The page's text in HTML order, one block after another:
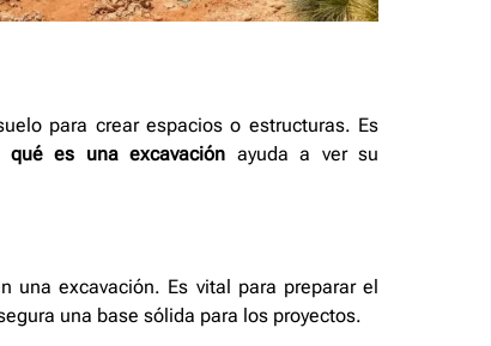
para crear espacios o estructuras. Es
qué es una excavación ayuda a ver su
una excavación. Es vital para preparar el
una base sólida para los proyectos.